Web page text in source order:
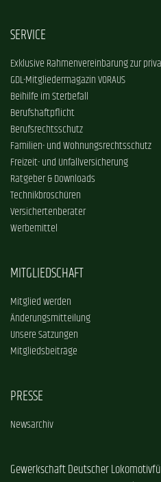
SERVICE
Exklusive Rahmenvereinbarung zur
GDL-Mitgliedermagazin VORAUS
Beihilfe im Sterbefall
Berufshaftpflicht
Berufsrechtsschutz
Familien- und Wohnungsrechtsschutz
Freizeit- und Unfallversicherung
Ratgeber & Downloads
Technikbroschüren
Versichertenberater
Werbemittel
MITGLIEDSCHAFT
Mitglied werden
Änderungsmitteilung
Unsere Satzungen
Mitgliedsbeiträge
PRESSE
Newsarchiv
Gewerkschaft Deutscher